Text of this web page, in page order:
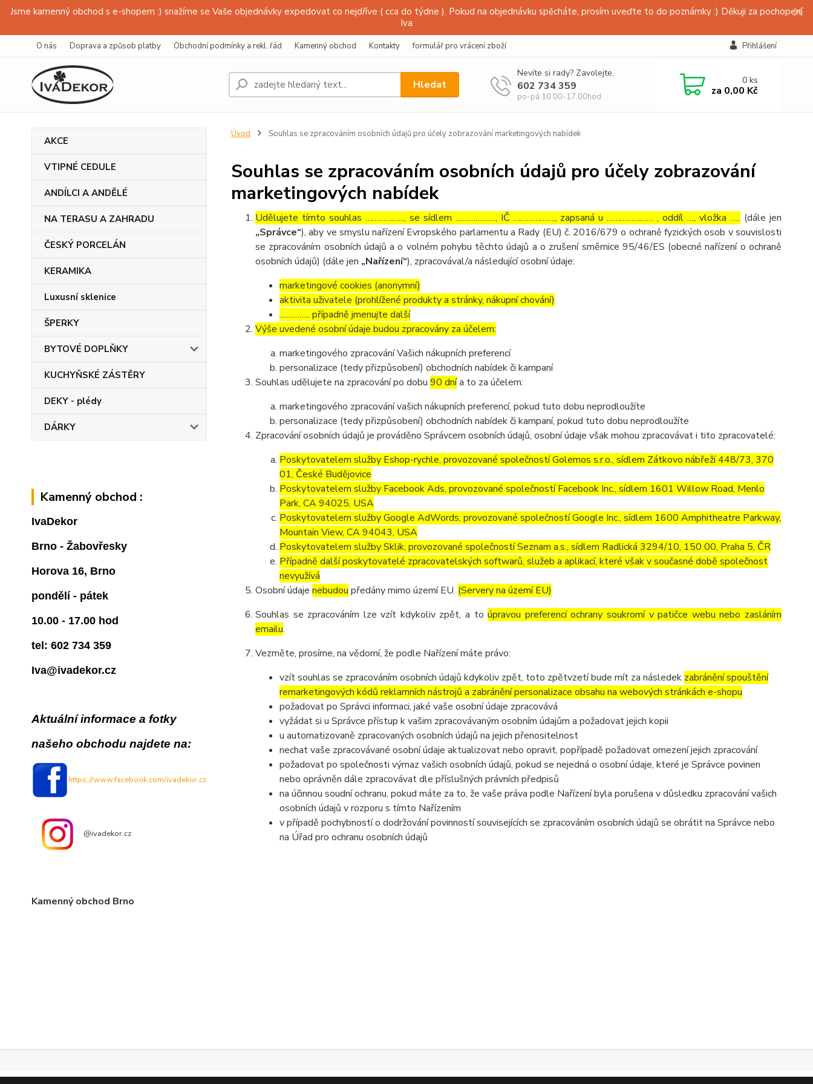
Jsme kamenný obchod s e-shopem :) snažíme se Vaše objednávky expedovat co nejdříve ( cca do týdne ). Pokud na objednávku spěcháte, prosím uveďte to do poznámky :) Děkuji za pochopení
Iva
O nás Doprava a způsob platby Obchodní podmínky a rekl. řád Kamenný obchod Kontakty formulář pro vrácení zboží Přihlášení
Hledat
Nevíte si rady? Zavolejte.
602 734 359
po-pá 10.00-17.00hod
0ks
za 0,00 Kč
AKCE
VTIPNÉ CEDULE
ANDÍLCI A ANDĚLÉ
NA TERASU A ZAHRADU
ČESKÝ PORCELÁN
KERAMIKA
Luxusní sklenice
ŠPERKY
BYTOVÉ DOPLŇKY
KUCHYŇSKÉ ZÁSTĚRY
DEKY - plédy
DÁRKY
Kamenný obchod :
IvaDekor
Brno - Žabovřesky
Horova 16, Brno
pondělí - pátek
10.00 - 17.00 hod
tel: 602 734 359
Iva@ivadekor.cz
Aktuální informace a fotky
našeho obchodu najdete na:
https://www.facebook.com/ivadekor.cz
@ivadekor.cz
Kamenný obchod Brno
Úvod Souhlas se zpracováním osobních údajů pro účely zobrazování marketingových nabídek
Souhlas se zpracováním osobních údajů pro účely zobrazování
marketingových nabídek
Udělujete tímto souhlas ……………..., se sídlem ………………, IČ ………………., zapsaná u ………………… , oddíl …, vložka ….. (dále jen
„Správce“), aby ve smyslu nařízení Evropského parlamentu a Rady (EU) č. 2016/679 o ochraně fyzických osob v souvislosti
se zpracováním osobních údajů a o volném pohybu těchto údajů a o zrušení směrnice 95/46/ES (obecné nařízení o ochraně
osobních údajů) (dále jen „Nařízení“), zpracovával/a následující osobní údaje:
marketingové cookies (anonymní)
aktivita uživatele (prohlížené produkty a stránky, nákupní chování)
………….. případně jmenujte další
Výše uvedené osobní údaje budou zpracovány za účelem:
marketingového zpracování Vašich nákupních preferencí
personalizace (tedy přizpůsobení) obchodních nabídek či kampaní
Souhlas udělujete na zpracování po dobu 90 dnía to za účelem:
marketingového zpracování vašich nákupních preferencí, pokud tuto dobu neprodloužíte
personalizace (tedy přizpůsobení) obchodních nabídek či kampaní, pokud tuto dobu neprodloužíte
Zpracování osobních údajů je prováděno Správcem osobních údajů, osobní údaje však mohou zpracovávat i tito zpracovatelé:
Poskytovatelem služby Eshop-rychle, provozované společností Golemos s.r.o., sídlem Zátkovo nábřeží 448/73, 370
01, České Budějovice
Poskytovatelem služby Facebook Ads, provozované společností Facebook Inc., sídlem 1601 Willow Road, Menlo
Park, CA 94025, USA
Poskytovatelem služby Google AdWords, provozované společností Google Inc., sídlem 1600 Amphitheatre Parkway,
Mountain View, CA 94043, USA
Poskytovatelem služby Sklik, provozované společností Seznam a.s., sídlem Radlická 3294/10, 150 00, Praha 5, ČR
Případně další poskytovatelé zpracovatelských softwarů, služeb a aplikací, které však v současné době společnost
nevyužívá
Osobní údaje nebudou předány mimo území EU. (Servery na území EU)
Souhlas se zpracováním lze vzít kdykoliv zpět, a toúpravou preferencí ochrany soukromí v patičce webu nebo zasláním
emailu.
Vezměte, prosíme, na vědomí, že podle Nařízení máte právo:
vzít souhlas se zpracováním osobních údajů kdykoliv zpět, toto zpětvzetí bude mít za následek zabránění spouštění
remarketingových kódů reklamních nástrojů a zabránění personalizace obsahu na webových stránkách e-shopu
požadovat po Správci informaci, jaké vaše osobní údaje zpracovává
vyžádat si u Správce přístup k vašim zpracovávaným osobním údajům a požadovat jejich kopii
u automatizovaně zpracovaných osobních údajů na jejich přenositelnost
nechat vaše zpracovávané osobní údaje aktualizovat nebo opravit, popřípadě požadovat omezení jejich zpracování
požadovat po společnosti výmaz vašich osobních údajů, pokud se nejedná o osobní údaje, které je Správce povinen
nebo oprávněn dále zpracovávat dle příslušných právních předpisů
na účinnou soudní ochranu, pokud máte za to, že vaše práva podle Nařízení byla porušena v důsledku zpracování vašich
osobních údajů v rozporu s tímto Nařízením
v případě pochybností o dodržování povinností souvisejících se zpracováním osobních údajů se obrátit na Správce nebo
na Úřad pro ochranu osobních údajů